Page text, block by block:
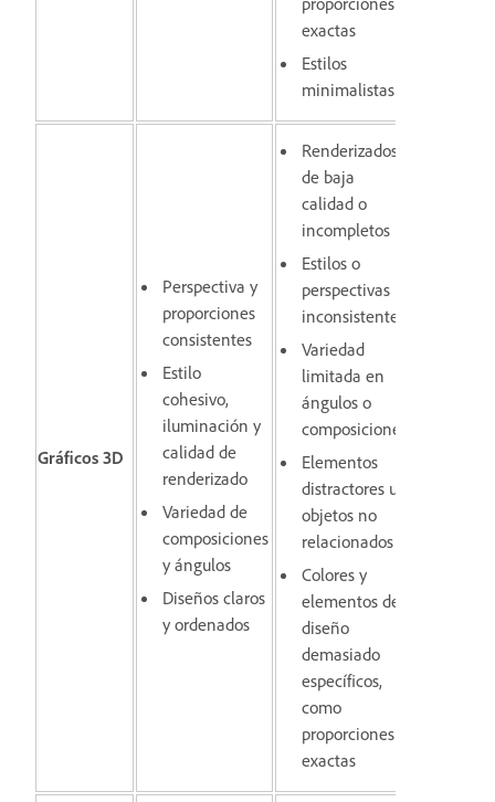
exactas
Estilos
minimalistas
Gráficos 3D
Perspectiva y
proporciones
consistentes
Estilo
cohesivo,
iluminación y
calidad de
renderizado
Variedad de
composiciones
y ángulos
Diseños claros
y ordenados
Renderizados
de baja
calidad o
incompletos
Estilos o
perspectivas
inconsistentes
Variedad
limitada en
ángulos o
composiciones
Elementos
distractores u
objetos no
relacionados
Colores y
elementos de
diseño
demasiado
específicos,
como
proporciones
exactas